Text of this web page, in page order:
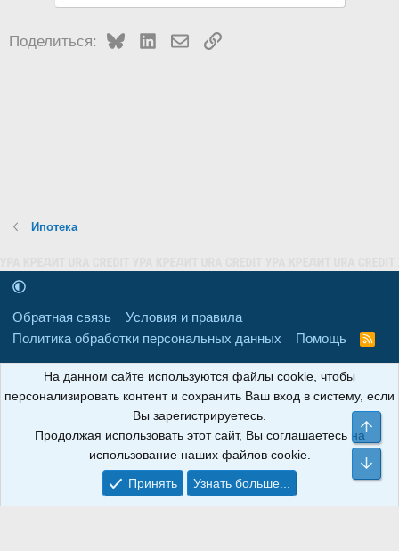
Поделиться: BlueskyLinkedInЭлектронная почта
Ссылка
Ипотека
Обратная связь
Условия и правила
Политика обработки персональных данных
Помощь
R
Свидетельство о регистрации товарного знака № 665857 от
06.08.2018 г. Сайт не является СМИ. Сделано вРунетЛаб – Сайты и
АНОИНФО; ОГРН: 1247700801700; ИНН/КПП:
9709119500/320001001; Юридический адрес: 241030, Брянская
область, г. Брянск, ул. Мира, д. 96, ком. 124
На данном сайте используются файлы cookie, чтобы
персонализировать контент и сохранить Ваш вход в систему, если
Вы зарегистрируетесь.
Продолжая использовать этот сайт, Вы соглашаетесь на
использование наших файлов cookie.
Принять
Узнать больше...